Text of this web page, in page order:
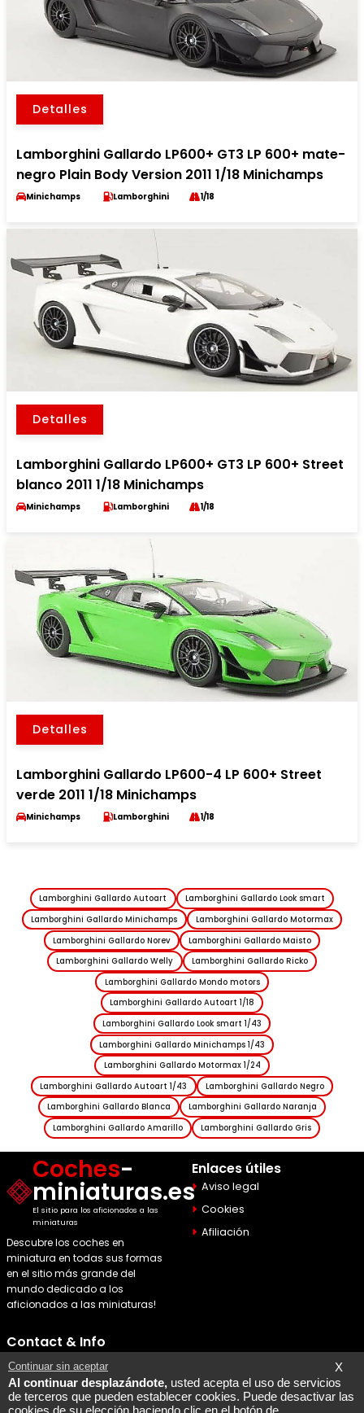
Detalles
Lamborghini Gallardo LP600+ GT3 LP 600+ mate-
negro Plain Body Version 2011 1/18 Minichamps
Minichamps Lamborghini 1/18
Detalles
Lamborghini Gallardo LP600+ GT3 LP 600+ Street
blanco 2011 1/18 Minichamps
Minichamps Lamborghini 1/18
Detalles
Lamborghini Gallardo LP600-4 LP 600+ Street
verde 2011 1/18 Minichamps
Minichamps Lamborghini 1/18
Lamborghini Gallardo Autoart
Lamborghini Gallardo Look smart
Lamborghini Gallardo Minichamps
Lamborghini Gallardo Motormax
Lamborghini Gallardo Norev
Lamborghini Gallardo Maisto
Lamborghini Gallardo Welly
Lamborghini Gallardo Ricko
Lamborghini Gallardo Mondo motors
Lamborghini Gallardo Autoart 1/18
Lamborghini Gallardo Look smart 1/43
Lamborghini Gallardo Minichamps 1/43
Lamborghini Gallardo Motormax 1/24
Lamborghini Gallardo Autoart 1/43
Lamborghini Gallardo Negro
Lamborghini Gallardo Blanca
Lamborghini Gallardo Naranja
Lamborghini Gallardo Amarillo
Lamborghini Gallardo Gris
Coches-
miniaturas.es
El sitio para los aficionados a las
miniaturas
Descubre los coches en
miniatura en todas sus formas
en el sitio más grande del
mundo dedicado a los
aficionados a las miniaturas!
Enlaces útiles
Aviso legal
Cookies
Afiliación
Contact & Info
Maquette Mobylette
SEO parLaurent Bousquet
X
Continuar sin aceptar
Al continuar desplazándote, usted acepta el uso de servicios
de terceros que pueden establecer cookies. Puede desactivar las
cookies de su elección haciendo clic en el botón de